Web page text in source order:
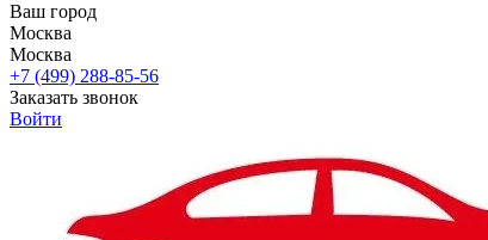
Ваш город
Москва
Москва
+7 (499) 288-85-56
Заказать звонок
Войти